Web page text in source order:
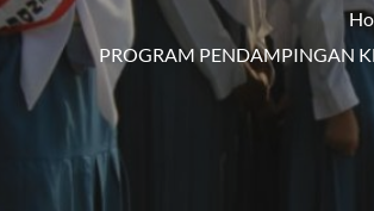
PROGRAM PENDAMPINGAN